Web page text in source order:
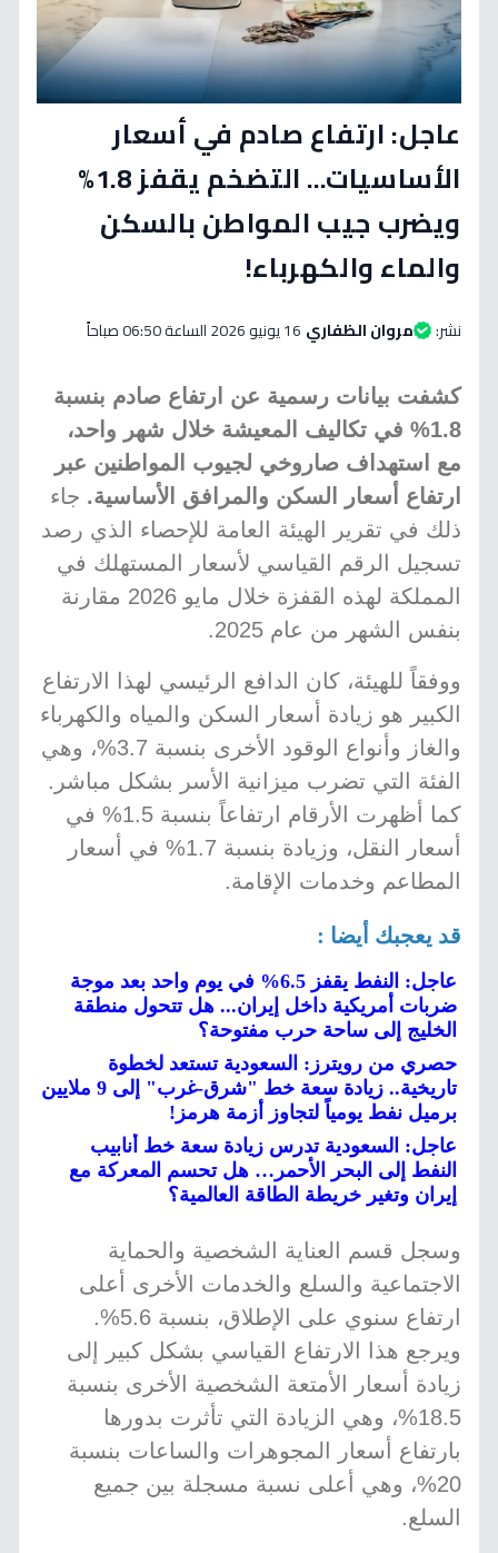
عاجل: ارتفاع صادم في أسعار
الأساسيات... التضخم يقفز 1.8%
ويضرب جيب المواطن بالسكن
والماء والكهرباء!
نشر: مروان الظفاري 16 يونيو 2026 الساعة 06:50 صباحاً
كشفت بيانات رسمية عن ارتفاع صادم بنسبة
1.8% في تكاليف المعيشة خلال شهر واحد،
مع استهداف صاروخي لجيوب المواطنين عبر
ارتفاع أسعار السكن والمرافق الأساسية. جاء
ذلك في تقرير الهيئة العامة للإحصاء الذي رصد
تسجيل الرقم القياسي لأسعار المستهلك في
المملكة لهذه القفزة خلال مايو 2026 مقارنة
بنفس الشهر من عام 2025.
ووفقاً للهيئة، كان الدافع الرئيسي لهذا الارتفاع
الكبير هو زيادة أسعار السكن والمياه والكهرباء
والغاز وأنواع الوقود الأخرى بنسبة 3.7%، وهي
الفئة التي تضرب ميزانية الأسر بشكل مباشر.
كما أظهرت الأرقام ارتفاعاً بنسبة 1.5% في
أسعار النقل، وزيادة بنسبة 1.7% في أسعار
المطاعم وخدمات الإقامة.
قد يعجبك أيضا :
عاجل: النفط يقفز 6.5% في يوم واحد بعد موجة
ضربات أمريكية داخل إيران... هل تتحول منطقة
الخليج إلى ساحة حرب مفتوحة؟
حصري من رويترز: السعودية تستعد لخطوة
تاريخية.. زيادة سعة خط "شرق-غرب" إلى 9 ملايين
برميل نفط يومياً لتجاوز أزمة هرمز!
عاجل: السعودية تدرس زيادة سعة خط أنابيب
النفط إلى البحر الأحمر… هل تحسم المعركة مع
إيران وتغير خريطة الطاقة العالمية؟
وسجل قسم العناية الشخصية والحماية
الاجتماعية والسلع والخدمات الأخرى أعلى
ارتفاع سنوي على الإطلاق، بنسبة 5.6%.
ويرجع هذا الارتفاع القياسي بشكل كبير إلى
زيادة أسعار الأمتعة الشخصية الأخرى بنسبة
18.5%، وهي الزيادة التي تأثرت بدورها
بارتفاع أسعار المجوهرات والساعات بنسبة
20%، وهي أعلى نسبة مسجلة بين جميع
السلع.